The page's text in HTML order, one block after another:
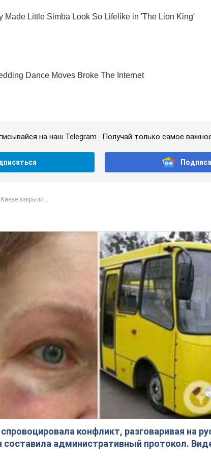
на наш Telegram . Получай только самое
закрыли...
конфликт, разговаривая на
составила административный протокол.